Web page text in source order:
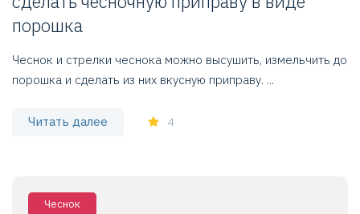
порошка
Чеснок и стрелки чеснока можно высушить, измельчить до
порошка и сделать из них вкусную приправу. ...
Читать далее 4
Чеснок